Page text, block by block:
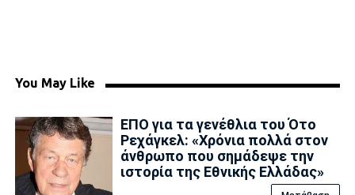
You May Like
ΕΠΟ για τα γενέθλια του Ότο
Ρεχάγκελ: «Χρόνια πολλά στον
άνθρωπο που σημάδεψε την
ιστορία της Εθνικής Ελλάδας»